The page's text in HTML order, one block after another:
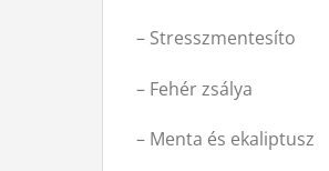
– Stresszmentesíto
– Fehér zsálya
– Menta és ekaliptusz